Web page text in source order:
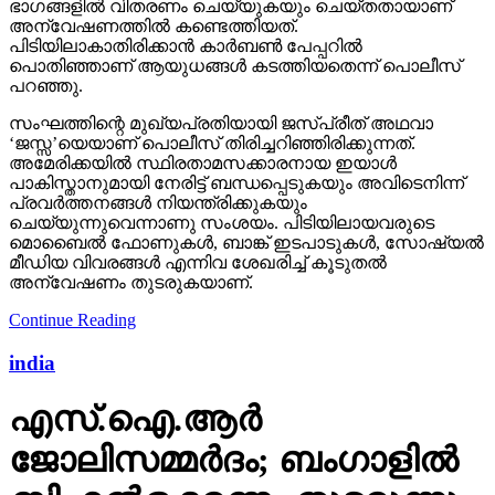
ഭാഗങ്ങളില്‍ വിതരണം ചെയ്യുകയും ചെയ്തതായാണ്
അന്വേഷണത്തില്‍ കണ്ടെത്തിയത്.
പിടിയിലാകാതിരിക്കാന്‍ കാര്‍ബണ്‍ പേപ്പറില്‍
പൊതിഞ്ഞാണ് ആയുധങ്ങള്‍ കടത്തിയതെന്ന് പൊലീസ്
പറഞ്ഞു.
സംഘത്തിന്റെ മുഖ്യപ്രതിയായി ജസ്പ്രീത് അഥവാ
‘ജസ്സ’യെയാണ് പൊലീസ് തിരിച്ചറിഞ്ഞിരിക്കുന്നത്.
അമേരിക്കയില്‍ സ്ഥിരതാമസക്കാരനായ ഇയാള്‍
പാകിസ്താനുമായി നേരിട്ട് ബന്ധപ്പെടുകയും അവിടെനിന്ന്
പ്രവര്‍ത്തനങ്ങള്‍ നിയന്ത്രിക്കുകയും
ചെയ്യുന്നുവെന്നാണു സംശയം. പിടിയിലായവരുടെ
മൊബൈല്‍ ഫോണുകള്‍, ബാങ്ക് ഇടപാടുകള്‍, സോഷ്യല്‍
മീഡിയ വിവരങ്ങള്‍ എന്നിവ ശേഖരിച്ച് കൂടുതല്‍
അന്വേഷണം തുടരുകയാണ്.
Continue Reading
india
എസ്.ഐ.ആര്‍
ജോലിസമ്മര്‍ദം; ബംഗാളില്‍